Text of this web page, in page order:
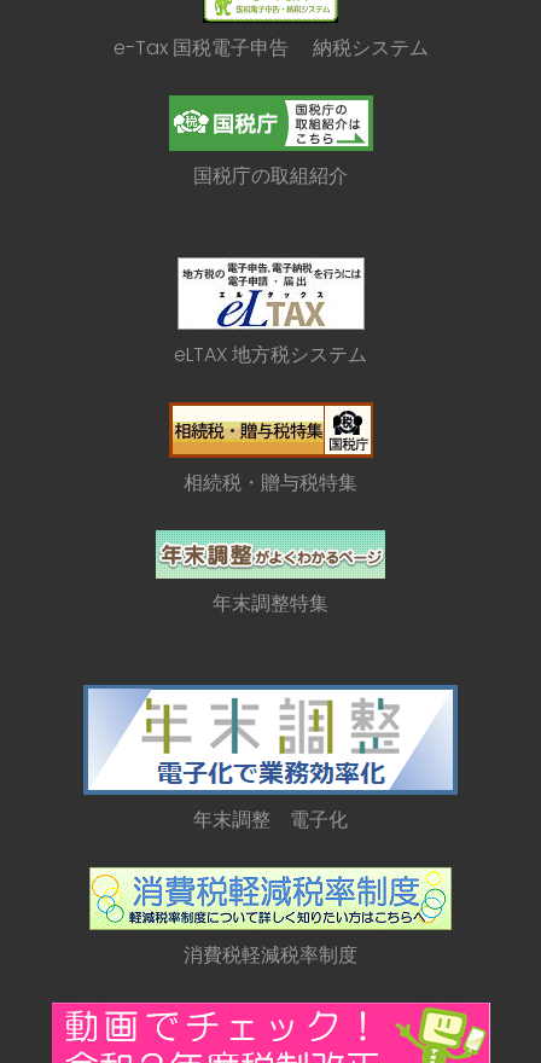
e-Tax 国税電子申告 納税システム
国税庁の取組紹介
eLTAX 地方税システム
相続税・贈与税特集
年末調整特集
年末調整 電子化
消費税軽減税率制度